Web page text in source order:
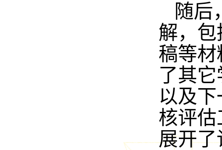
随后
解，
稿等
了其
以及
核评
展开了